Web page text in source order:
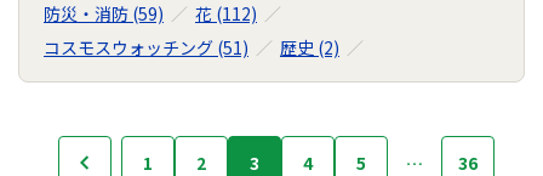
防災・消防 (59)
花 (112)
コスモスウォッチング (51)
歴史 (2)
1 2 3 4 5 … 36